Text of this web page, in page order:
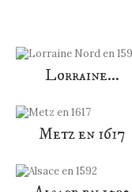
Lorraine...
Metz en 1617